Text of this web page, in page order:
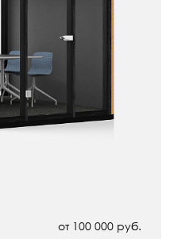
от 100 000 руб.